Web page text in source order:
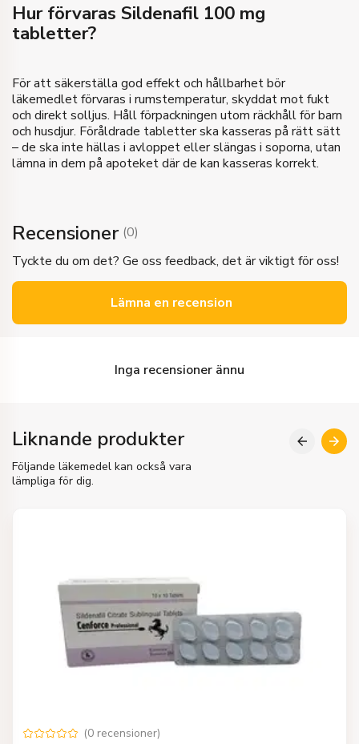
Hur förvaras Sildenafil 100 mg
tabletter?
För att säkerställa god effekt och hållbarhet bör
läkemedlet förvaras i rumstemperatur, skyddat mot fukt
och direkt solljus. Håll förpackningen utom räckhåll för barn
och husdjur. Föråldrade tabletter ska kasseras på rätt sätt
– de ska inte hällas i avloppet eller slängas i soporna, utan
lämna in dem på apoteket där de kan kasseras korrekt.
Recensioner (0)
Tyckte du om det? Ge oss feedback, det är viktigt för oss!
Lämna en recension
Inga recensioner ännu
Liknande produkter
Följande läkemedel kan också vara
lämpliga för dig.
(0 recensioner)